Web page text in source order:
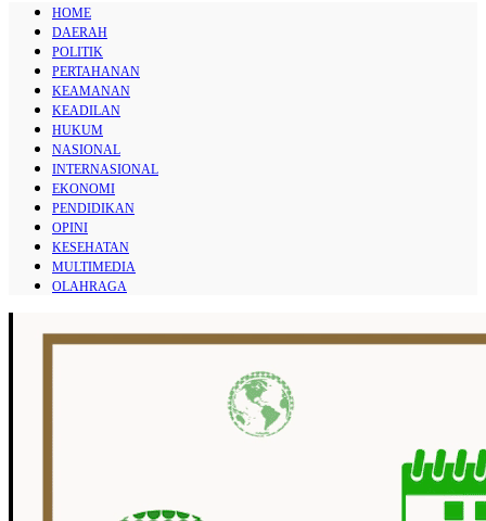
HOME
DAERAH
POLITIK
PERTAHANAN
KEAMANAN
KEADILAN
HUKUM
NASIONAL
INTERNASIONAL
EKONOMI
PENDIDIKAN
OPINI
KESEHATAN
MULTIMEDIA
OLAHRAGA